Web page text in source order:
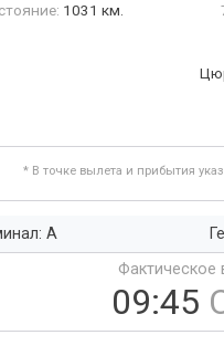
1031 км.
* В точке вылета и прибытия
A
Фактическое
09:45